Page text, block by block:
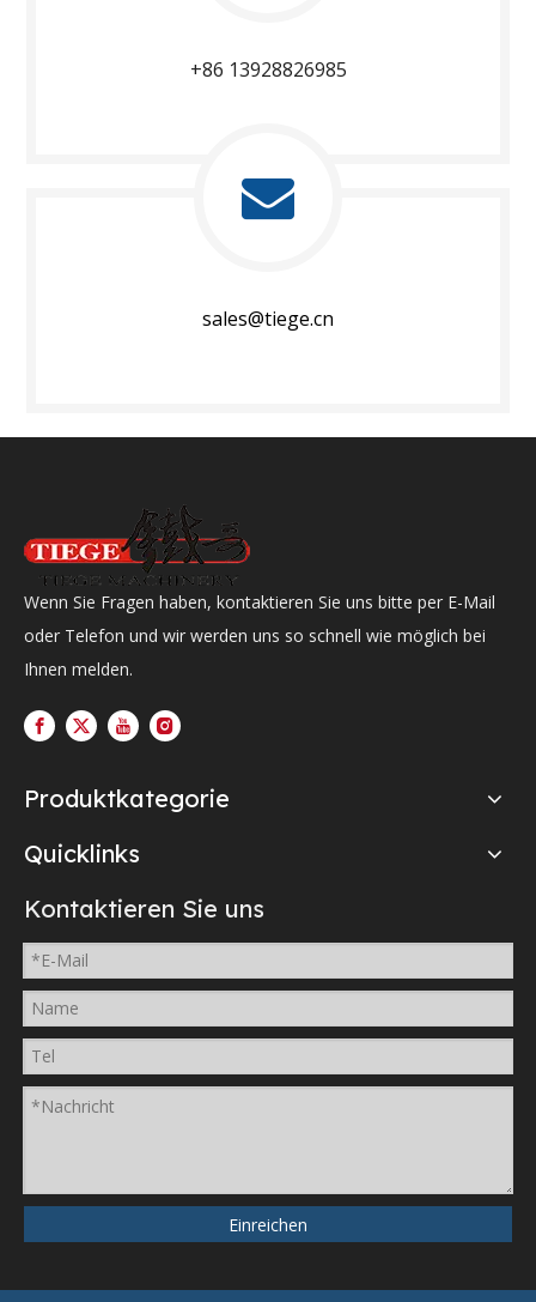
+86 13928826985
sales@tiege.cn
Wenn Sie Fragen haben, kontaktieren Sie uns bitte per E-Mail
oder Telefon und wir werden uns so schnell wie möglich bei
Ihnen melden.
Produktkategorie
Quicklinks
Kontaktieren Sie uns
Einreichen